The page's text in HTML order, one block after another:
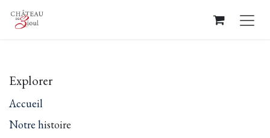
Se rendre au contenu
Explorer
Accueil
Notre histoire